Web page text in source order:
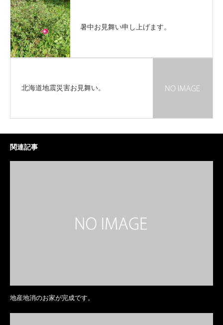
暑中お見舞い申し上げます。
北海道地震災害お見舞い。
関連記事
地産地消のお家が完成です。